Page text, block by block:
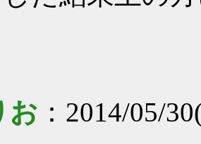
お ：2014/05/